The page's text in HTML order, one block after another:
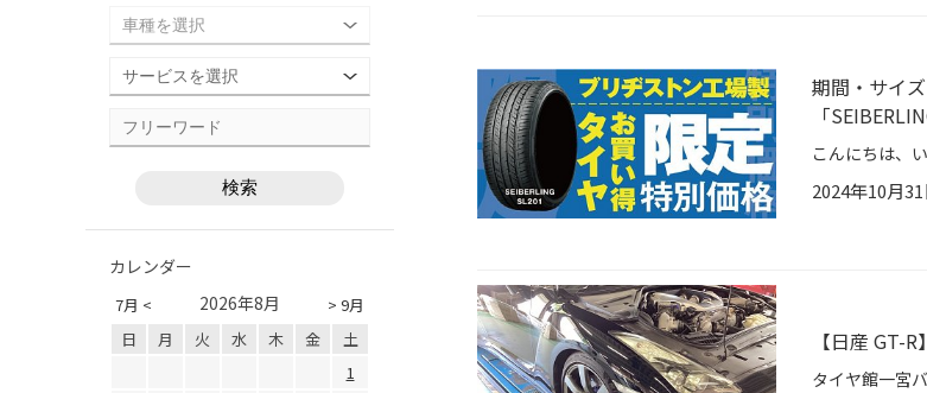
期間・サイ
「
2024年10月31
【日産 GT-
カレンダー
7月 < > 9月
2026年8月
日 月 火 水 木 金
土
1